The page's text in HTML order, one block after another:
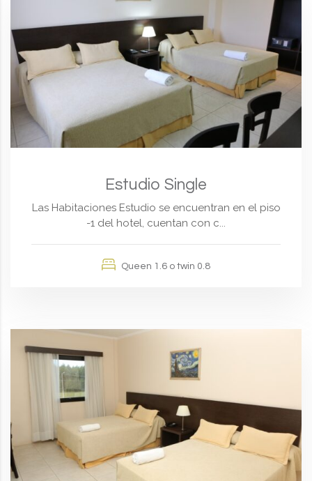
Estudio Single
Las Habitaciones Estudio se encuentran en el piso
-1 del hotel, cuentan con c...
Queen 1.6 o twin 0.8